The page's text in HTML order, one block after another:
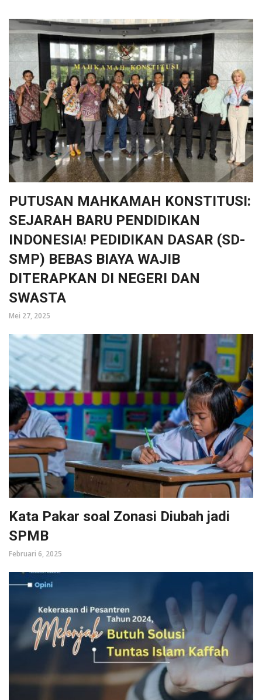
PUTUSAN MAHKAMAH KONSTITUSI:
SEJARAH BARU PENDIDIKAN
INDONESIA! PEDIDIKAN DASAR (SD-
SMP) BEBAS BIAYA WAJIB
DITERAPKAN DI NEGERI DAN
SWASTA
Mei 27, 2025
Kata Pakar soal Zonasi Diubah jadi
SPMB
Februari 6, 2025